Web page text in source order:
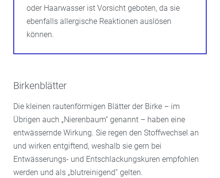
oder Haarwasser ist Vorsicht geboten, da sie
ebenfalls allergische Reaktionen auslösen
können.
Birkenblätter
Die kleinen rautenförmigen Blätter der Birke – im
Übrigen auch „Nierenbaum“ genannt – haben eine
entwässernde Wirkung. Sie regen den Stoffwechsel an
und wirken entgiftend, weshalb sie gern bei
Entwässerungs- und Entschlackungskuren empfohlen
werden und als „blutreinigend“ gelten.